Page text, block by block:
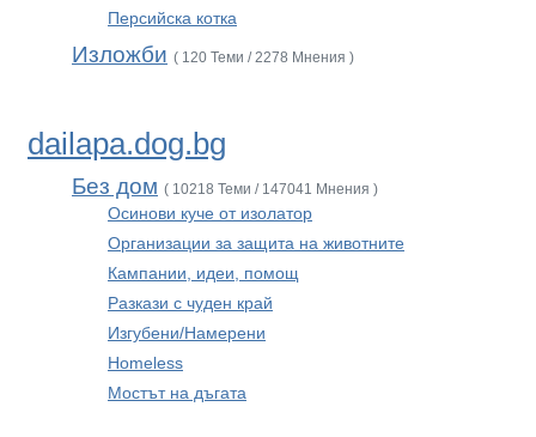
Персийска котка
Изложби ( 120 Теми / 2278 Мнения )
dailapa.dog.bg
Без дом ( 10218 Теми / 147041 Мнения )
Осинови куче от изолатор
Организации за защита на животните
Кампании, идеи, помощ
Разкази с чуден край
Изгубени/Намерени
Homeless
Мостът на дъгата